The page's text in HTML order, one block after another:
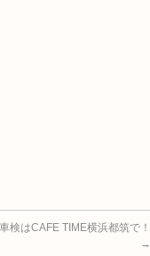
はCAFE TIME横浜都筑で！
→